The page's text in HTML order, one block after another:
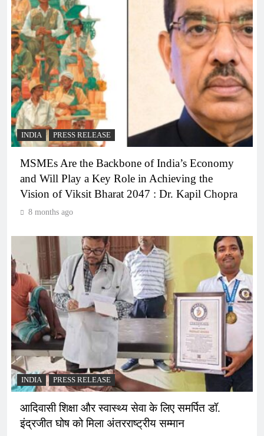
INDIA PRESS RELEASE
MSMEs Are the Backbone of India’s Economy
and Will Play a Key Role in Achieving the
Vision of Viksit Bharat 2047 : Dr. Kapil Chopra
8 months ago
INDIA PRESS RELEASE
आदिवासी शिक्षा और स्वास्थ्य सेवा के लिए समर्पित डॉ.
इंद्रजीत घोष को मिला अंतरराष्ट्रीय सम्मान